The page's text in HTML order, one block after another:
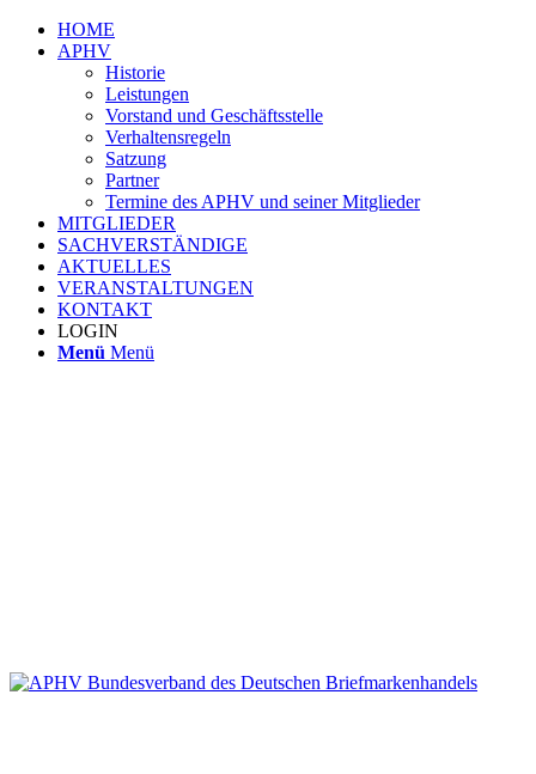
HOME
APHV
Historie
Leistungen
Vorstand und Geschäftsstelle
Verhaltensregeln
Satzung
Partner
Termine des APHV und seiner Mitglieder
MITGLIEDER
SACHVERSTÄNDIGE
AKTUELLES
VERANSTALTUNGEN
KONTAKT
LOGIN
Menü Menü